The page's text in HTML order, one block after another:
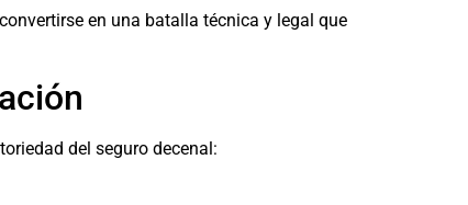
en una batalla técnica y legal que
del seguro decenal: